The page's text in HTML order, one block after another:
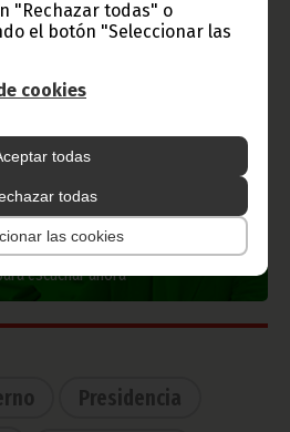
"Rechazar todas" o
el botón "Seleccionar las
cookies
todas
todas
las cookies
de Guinea
escuchar ahora
Presidencia